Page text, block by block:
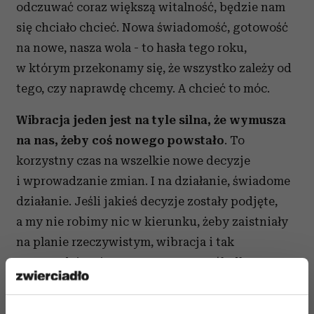
odczuwać coraz większą witalność, będzie nam
się chciało chcieć. Nowa świadomość, gotowość
na nowe, nasza wola - to hasła tego roku,
w którym przekonamy się, że wszystko zależy od
tego, czy naprawdę chcemy. A chcieć to móc.
Wibracja jeden jest na tyle silna, że wymusza
na nas, żeby coś nowego powstało. To
korzystny czas na wszelkie nowe decyzje
i wprowadzanie zmian. I na działanie, świadome
działanie. Jeśli jakieś decyzje zostały podjęte,
a my nie robimy nic w kierunku, żeby zaistniały
na planie rzeczywistym, wibracja i tak
wprowadzi zmiany. Czasem w sposób dla nas
niekorzystny, jeśli będziemy się nim opierać albo